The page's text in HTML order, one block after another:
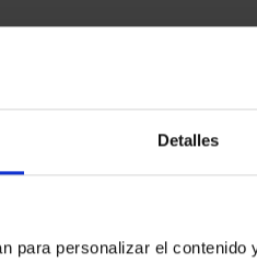
Detalles
para personalizar el